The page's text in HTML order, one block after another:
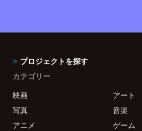
プロジェクトを探す
カテゴリー
映画
アート
写真
音楽
アニメ
ゲーム